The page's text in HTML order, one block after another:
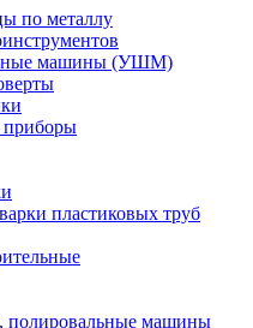
по металлу
машины (УШМ)
приборы
пластиковых труб
машины